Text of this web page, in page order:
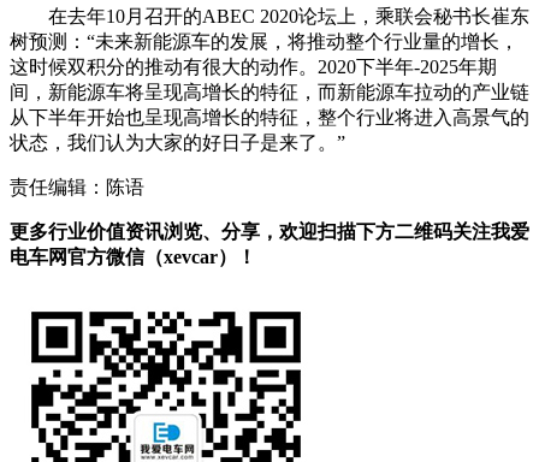
在去年10月召开的ABEC 2020论坛上，乘联会秘书长崔东
树预测：“未来新能源车的发展，将推动整个行业量的增长，
这时候双积分的推动有很大的动作。2020下半年-2025年期
间，新能源车将呈现高增长的特征，而新能源车拉动的产业链
从下半年开始也呈现高增长的特征，整个行业将进入高景气的
状态，我们认为大家的好日子是来了。”
责任编辑：陈语
更多行业价值资讯浏览、分享，欢迎扫描下方二维码关注我爱
电车网官方微信（xevcar）！